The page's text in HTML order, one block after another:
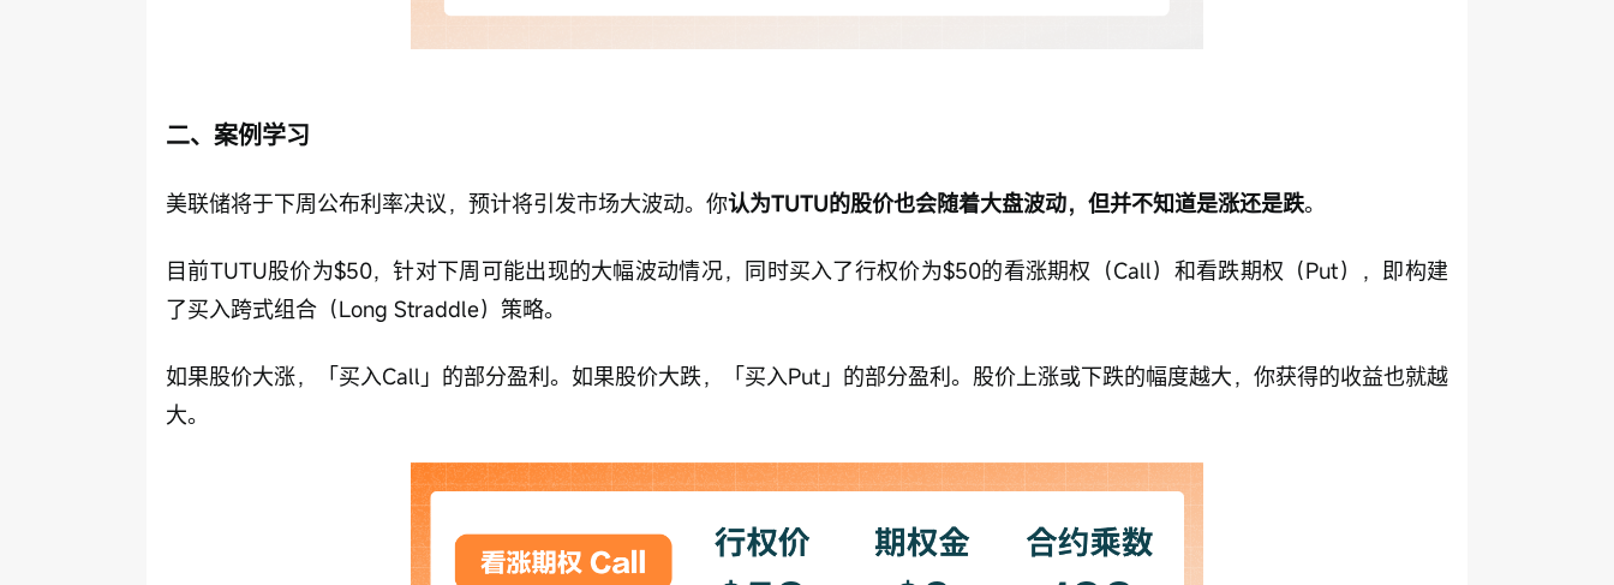
二、案例学习
美联储将于下周公布利率决议，预计将引发市场大波动。你认为TUTU的股价也会随着大盘波动，但并不知道是涨还是跌。
目前TUTU股价为$50，针对下周可能出现的大幅波动情况，同时买入了行权价为$50的看涨期权（Call）和看跌期权（Put），即构建
了买入跨式组合（Long Straddle）策略。
如果股价大涨，「买入Call」的部分盈利。如果股价大跌，「买入Put」的部分盈利。股价上涨或下跌的幅度越大，你获得的收益也就越
大。